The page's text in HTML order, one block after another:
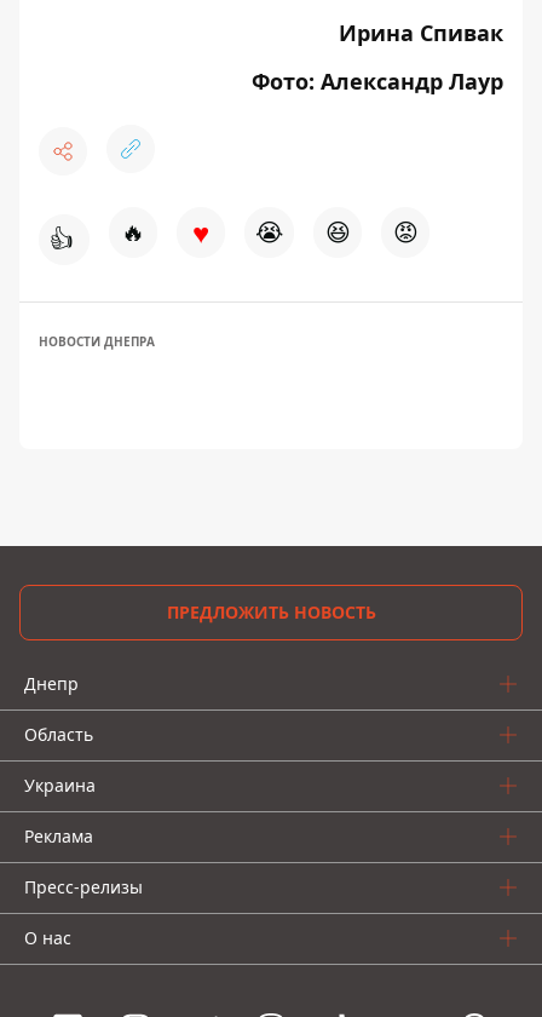
Ирина Спивак
Фото: Александр Лаур
👍 🔥 ♥ 😭 😆 😡
НОВОСТИ ДНЕПРА
ПРЕДЛОЖИТЬ НОВОСТЬ
Днепр
Область
Украина
Реклама
Пресс-релизы
О нас